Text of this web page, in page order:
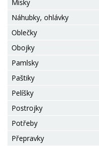
Misky
Náhubky, ohlávky
Oblečky
Obojky
Pamlsky
Paštiky
Pelíšky
Postrojky
Potřeby
Přepravky